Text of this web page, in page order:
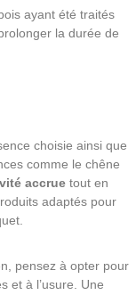
ayant été traités
la durée de
choisie ainsi que
comme le chêne
accrue tout en
adaptés pour
pensez à opter pour
et à l’usure. Une